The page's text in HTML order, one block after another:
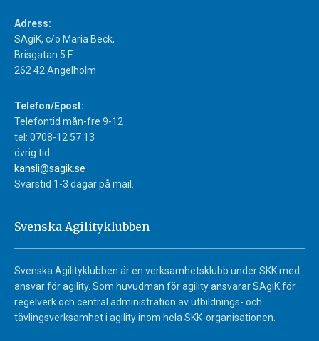
Adress:
SAgiK, c/o Maria Beck,
Brisgatan 5 F
262 42 Ängelholm
Telefon/Epost:
Telefontid mån-fre 9-12
tel: 0708-12 57 13
övrig tid
kansli@sagik.se
Svarstid 1-3 dagar på mail.
Svenska Agilityklubben
Svenska Agilityklubben är en verksamhetsklubb under SKK med
ansvar för agility. Som huvudman för agility ansvarar SAgiK för
regelverk och central administration av utbildnings- och
tävlingsverksamhet i agility inom hela SKK-organisationen.